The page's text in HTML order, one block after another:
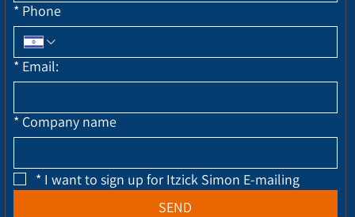
* Phone
* Email:
* Company name
* I want to sign up for Itzick Simon E-mailing
SEND